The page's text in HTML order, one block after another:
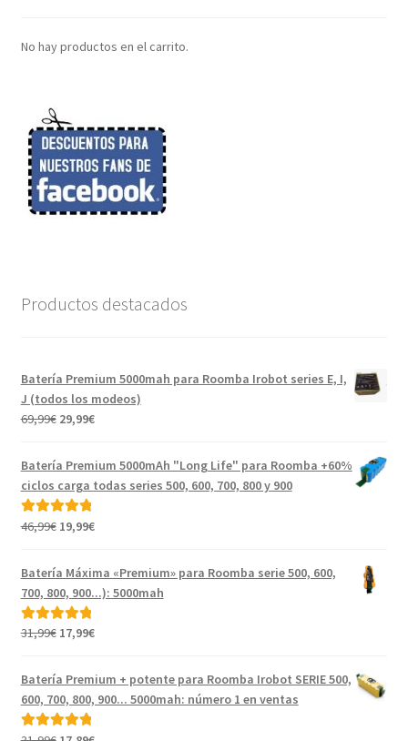
No hay productos en el carrito.
Productos destacados
Batería Premium 5000mah para Roomba Irobot series E, I,
J (todos los modeos)
69,99€ El
original
69,99€.
29,99€El
actual
es:
Batería Premium 5000mAh "Long Life" para Roomba +60%
ciclos carga todas series 500, 600, 700, 800 y 900
Valorado con
46,99€ El
original
era:
46,99€.
19,99€El
actual
es:
19,99€.
Batería Máxima «Premium» para Roomba serie 500, 600,
700, 800, 900...): 5000mah
Valorado con
31,99€ El
original
era:
31,99€.
17,99€El
actual
es:
Batería Premium + potente para Roomba Irobot SERIE 500,
600, 700, 800, 900... 5000mah: número 1 en ventas